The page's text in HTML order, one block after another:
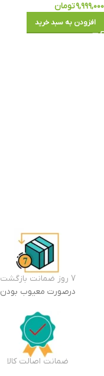
۹,۹۹۹,۰۰۰تومان
افزودن به سبد خرید
7 روز ضمانت بازگشت
درصورت معیوب بودن
ضمانت اصالت کالا